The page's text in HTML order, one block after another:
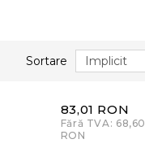
Sortare
83,01 RON
Fără TVA: 68,60
RON